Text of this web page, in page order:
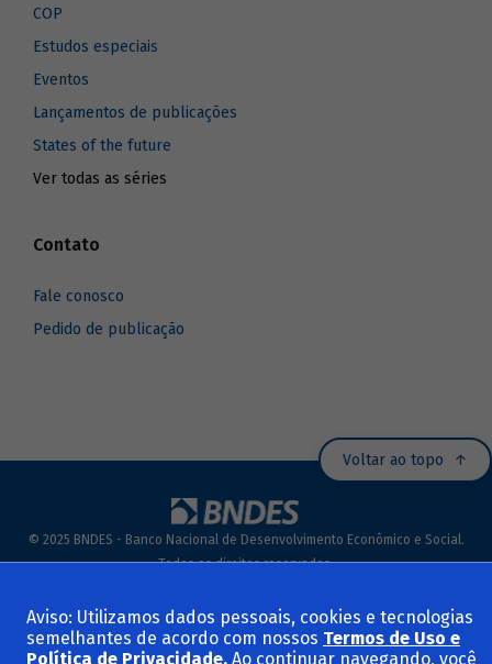
COP
Estudos especiais
Eventos
Lançamentos de publicações
States of the future
Ver todas as séries
Contato
Fale conosco
Pedido de publicação
Voltar ao topo
© 2025 BNDES - Banco Nacional de Desenvolvimento Econômico e Social.
Todos os direitos reservados.
Aviso: Utilizamos dados pessoais, cookies e tecnologias
semelhantes de acordo com nossos Termos de Uso e
Política de Privacidade. Ao continuar navegando, você